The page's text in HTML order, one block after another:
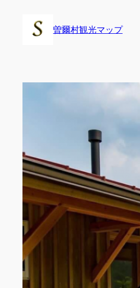
曽爾村観光マップ